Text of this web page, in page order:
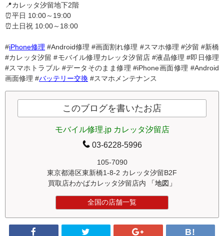
📍カレッタ汐留地下2階
⏰平日 10:00～19:00
⏰土日祝 10:00～18:00
#iPhone修理 #Android修理 #画面割れ修理 #スマホ修理 #汐留 #新橋
#カレッタ汐留 #モバイル修理カレッタ汐留店 #液晶修理 #即日修理
#スマホトラブル #データそのまま修理 #iPhone画面修理 #Android
画面修理 #バッテリー交換 #スマホメンテナンス
このブログを書いたお店
モバイル修理.jp カレッタ汐留店
03-6228-5996
105-7090
東京都港区東新橋1-8-2 カレッタ汐留B2F
買取店わかばカレッタ汐留店内
「地図」
全国の店舗一覧